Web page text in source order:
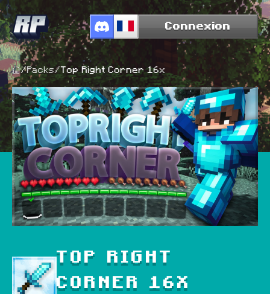
Connexion
/ Packs/Top Right Corner 16x
TOP RIGHT
CORNER 16X